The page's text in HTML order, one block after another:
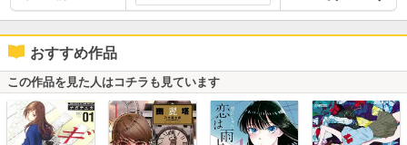
おすすめ作品
この作品を見た人はコチラも見ています